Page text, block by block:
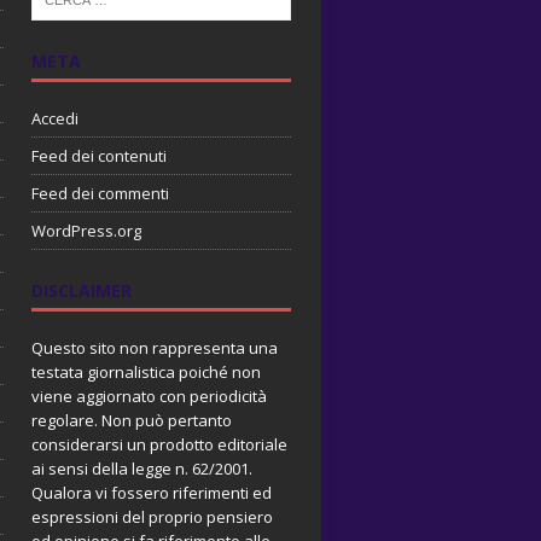
META
Accedi
Feed dei contenuti
Feed dei commenti
WordPress.org
DISCLAIMER
Questo sito non rappresenta una
testata giornalistica poiché non
viene aggiornato con periodicità
regolare. Non può pertanto
considerarsi un prodotto editoriale
ai sensi della legge n. 62/2001.
Qualora vi fossero riferimenti ed
espressioni del proprio pensiero